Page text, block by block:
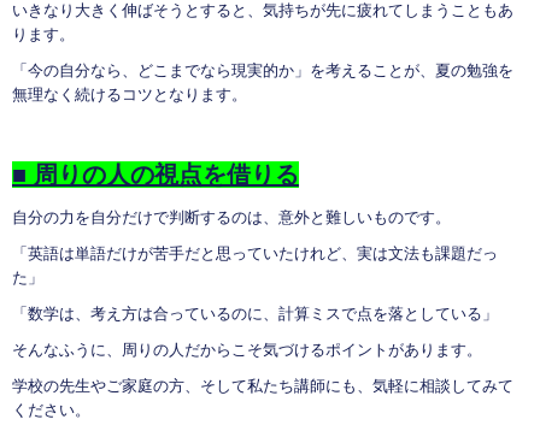
いきなり大きく伸ばそうとすると、気持ちが先に疲れてしまうこともあ
ります。
「今の自分なら、どこまでなら現実的か」を考えることが、夏の勉強を
無理なく続けるコツとなります。
■ 周りの人の視点を借りる
自分の力を自分だけで判断するのは、意外と難しいものです。
「英語は単語だけが苦手だと思っていたけれど、実は文法も課題だっ
た」
「数学は、考え方は合っているのに、計算ミスで点を落としている」
そんなふうに、周りの人だからこそ気づけるポイントがあります。
学校の先生やご家庭の方、そして私たち講師にも、気軽に相談してみて
ください。